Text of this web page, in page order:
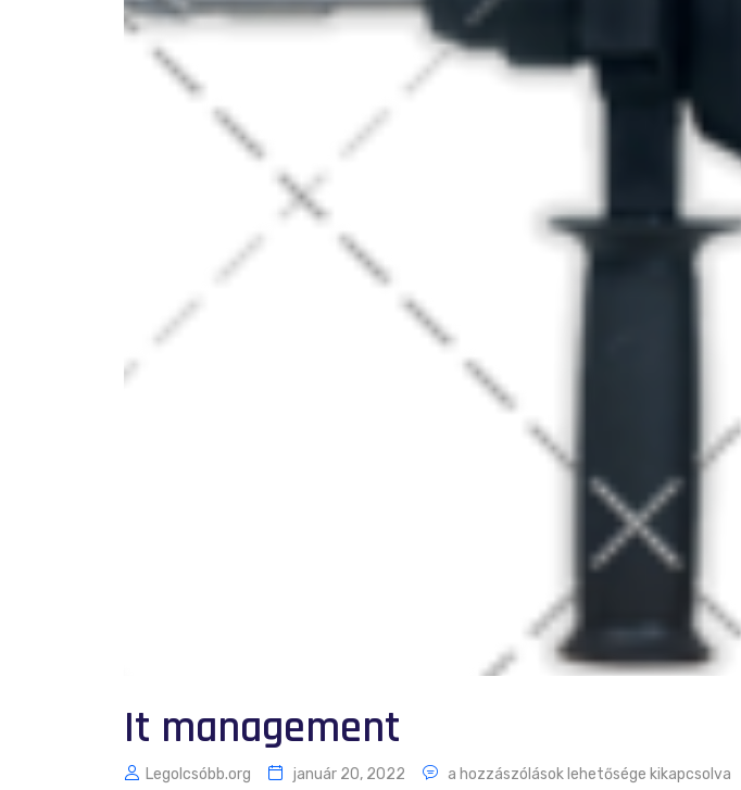
It management
Legolcsóbb.org január 20, 2022 a hozzászólások lehetősége kikapcsolva